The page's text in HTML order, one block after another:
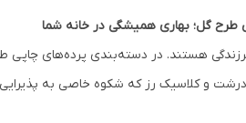
طرح گل؛ بهاری همیشگی در خانه شما
هستند. در دسته‌بندی پرده‌های چاپی
و کلاسیک رز که شکوه خاصی به